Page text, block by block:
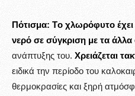
Πότισμα: Tο χλωρόφυτο έχει
νερό σε σύγκριση με τα
ανάπτυξης του. Χρειάζεται
ειδικά την περίοδο του
θερμοκρασίες και ξηρή